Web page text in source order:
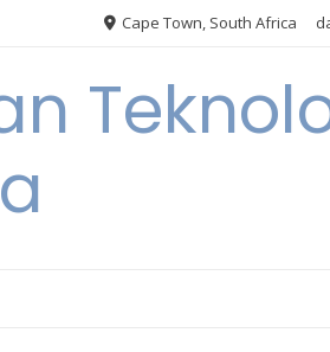
Cape Town, South Africa